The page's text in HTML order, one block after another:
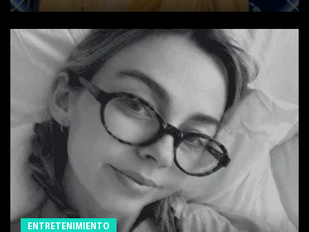
ENTRETENIMIENTO